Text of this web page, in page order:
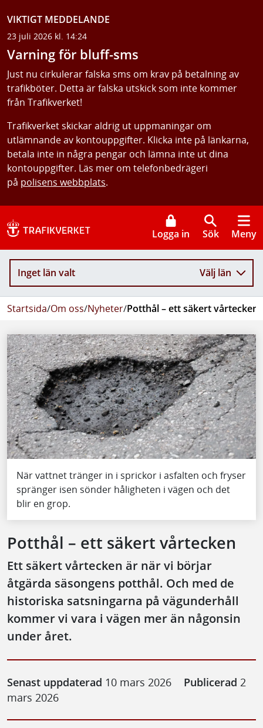
VIKTIGT MEDDELANDE
23 juli 2026 kl. 14:24
Varning för bluff-sms
Just nu cirkulerar falska sms om krav på betalning av
trafikböter. Detta är falska utskick som inte kommer
från Trafikverket!
Trafikverket skickar aldrig ut uppmaningar om
utlämnande av kontouppgifter. Klicka inte på länkarna,
betala inte in några pengar och lämna inte ut dina
kontouppgifter. Läs mer om telefonbedrägeri
på polisens webbplats.
Logga in Sök Meny
Inget län valt Välj län
Startsida/Om oss/Nyheter/Potthål – ett säkert vårtecken
När vattnet tränger in i sprickor i asfalten och fryser
spränger isen sönder håligheten i vägen och det
blir en grop.
Potthål – ett säkert vårtecken
Ett säkert vårtecken är när vi börjar
åtgärda säsongens potthål. Och med de
historiska satsningarna på vägunderhåll
kommer vi vara i vägen mer än någonsin
under året.
Senast uppdaterad 10 mars 2026 Publicerad 2
mars 2026